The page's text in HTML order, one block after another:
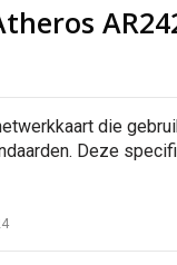
die
Deze